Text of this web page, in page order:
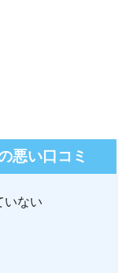
悪い口コミ
いない